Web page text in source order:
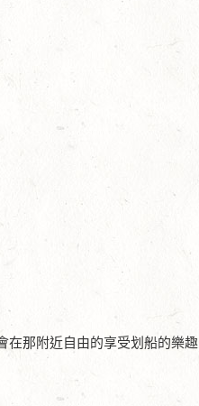
那附近自由的享受划船的樂